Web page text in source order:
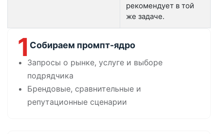
рекомендует в той
же задаче.
1 Собираем промпт-ядро
Запросы о рынке, услуге и выборе
подрядчика
Брендовые, сравнительные и
репутационные сценарии